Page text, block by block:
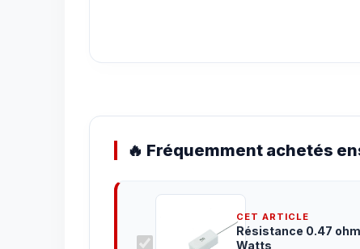
🔥 Fréquemment achetés
CET ARTICLE
Résistance 0.47 ohm 5
Watts